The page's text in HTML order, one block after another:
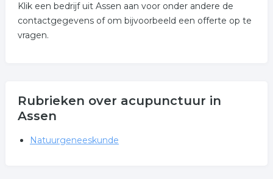
Klik een bedrijf uit Assen aan voor onder andere de
contactgegevens of om bijvoorbeeld een offerte op te
vragen.
Rubrieken over acupunctuur in
Assen
Natuurgeneeskunde